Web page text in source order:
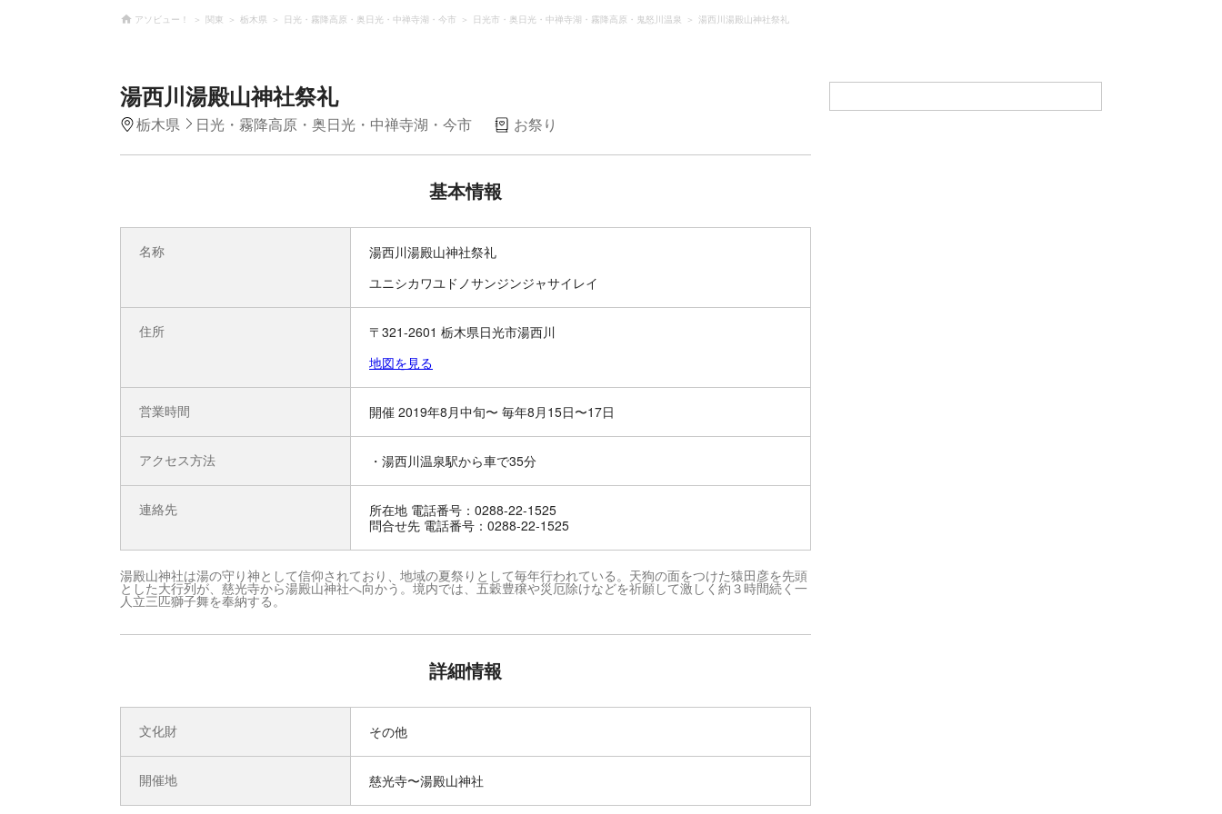
アソビュー！ 関東 栃木県 日光・霧降高原・奥日光・中禅寺湖・今市 日光市・奥日光・中禅寺湖・霧降高原・鬼怒川温泉 湯西川湯殿山神社祭礼
湯西川湯殿山神社祭礼
栃木県 日光・霧降高原・奥日光・中禅寺湖・今市 お祭り
基本情報
名称
湯西川湯殿山神社祭礼
ユニシカワユドノサンジンジャサイレイ
住所
〒321-2601 栃木県日光市湯西川
地図を見る
営業時間 開催 2019年8月中旬〜 毎年8月15日〜17日
アクセス方法 ・湯西川温泉駅から車で35分
連絡先
所在地 電話番号：0288-22-1525
問合せ先 電話番号：0288-22-1525
湯殿山神社は湯の守り神として信仰されており、地域の夏祭りとして毎年行われている。天狗の面をつけた猿田彦を先頭
とした大行列が、慈光寺から湯殿山神社へ向かう。境内では、五穀豊穣や災厄除けなどを祈願して激しく約３時間続く一
人立三匹獅子舞を奉納する。
詳細情報
文化財 その他
開催地 慈光寺〜湯殿山神社